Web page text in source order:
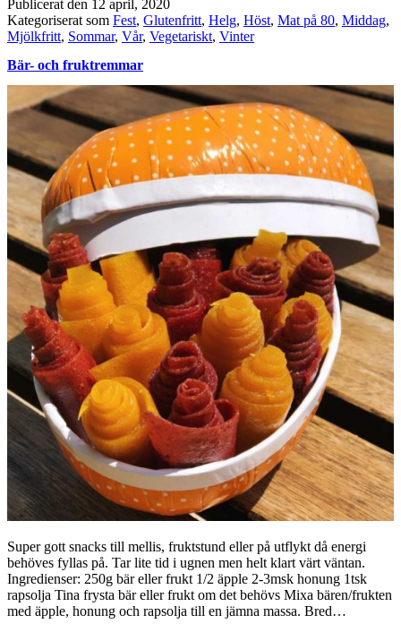
Publicerat den 12 april, 2020
Kategoriserat som Fest, Glutenfritt, Helg, Höst, Mat på 80, Middag,
Mjölkfritt, Sommar, Vår, Vegetariskt, Vinter
Bär- och fruktremmar
Super gott snacks till mellis, fruktstund eller på utflykt då energi
behöves fyllas på. Tar lite tid i ugnen men helt klart värt väntan.
Ingredienser: 250g bär eller frukt 1/2 äpple 2-3msk honung 1tsk
rapsolja Tina frysta bär eller frukt om det behövs Mixa bären/frukten
med äpple, honung och rapsolja till en jämna massa. Bred…